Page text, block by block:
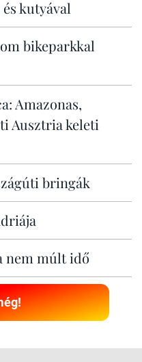
kutyával
bikeparkkal
Amazonas,
Ausztria keleti
bringák
nem múlt idő